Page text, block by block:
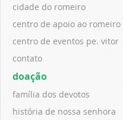
cidade do romeiro
centro de apoio ao romeiro
centro de eventos pe. vitor
contato
doação
família dos devotos
história de nossa senhora